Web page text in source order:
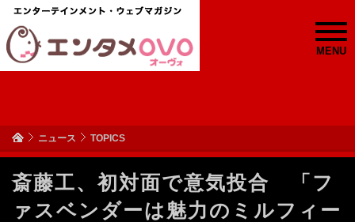
MENU
ニュース TOPICS
斎藤工、初対面で意気投合 「フ
ァスベンダーは魅力のミルフィー